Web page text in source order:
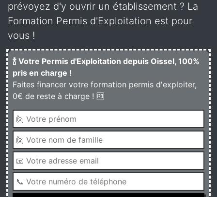
prévoyez d'y ouvrir un établissement ? La
Formation Permis d'Exploitation est pour
vous !
🍾 Votre Permis d'Exploitation depuis Oissel, 100%
pris en charge !
Faites financer votre formation permis d'exploiter,
0€ de reste à charge ! 🆓